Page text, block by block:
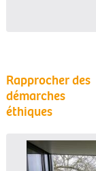
Rapprocher des
démarches
éthiques